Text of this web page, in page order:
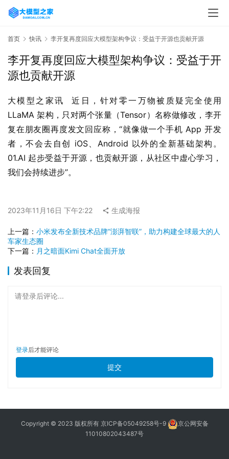
首页 快讯 李开复再度回应大模型架构争议：受益于开源也贡献开源
李开复再度回应大模型架构争议：受益于开
源也贡献开源
大模型之家讯  近日，针对零一万物被质疑完全使用
LLaMA 架构，只对两个张量（Tensor）名称做修改，李开
复在朋友圈再度发文回应称，“就像做一个手机 App 开发
者，不会去自创 iOS、Android 以外的全新基础架构。
01.AI 起步受益于开源，也贡献开源，从社区中虚心学习，
我们会持续进步”。
2023年11月16日 下午2:22 生成海报
上一篇： 小米发布全新技术品牌“澎湃智联”，助力构建全球最大的人
车家生态圈
下一篇： 月之暗面Kimi Chat全面开放
发表回复
请登录后评论...
登录后才能评论
提交
Copyright © 2023 版权所有 京ICP备05049258号-9
京公网安备
11010802043487号